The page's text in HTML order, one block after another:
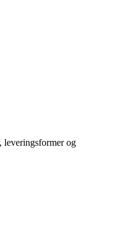
leveringsformer og